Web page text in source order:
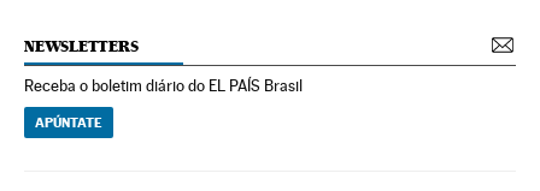
NEWSLETTERS
Receba o boletim diário do EL PAÍS Brasil
APÚNTATE